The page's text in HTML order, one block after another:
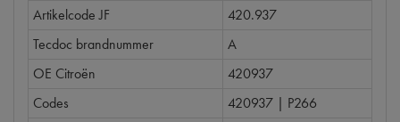
Artikelcode JF
420.937
Tecdoc brandnummer
A
OE Citroën
420937
Codes
420937 | P266